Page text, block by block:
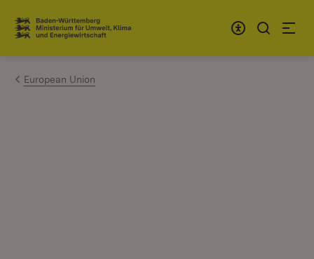
Zum Inhalt springen
Link zur Startseite
European Union